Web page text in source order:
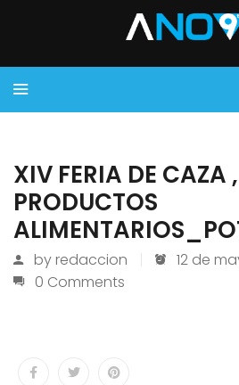
XIV FERIA DE CAZA
PRODUCTOS
by redaccion
12 de
0 Comments